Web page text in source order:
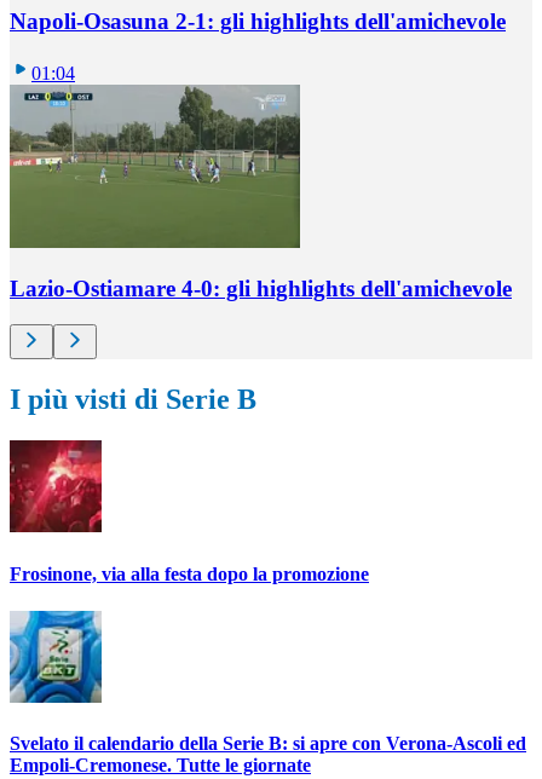
Napoli-Osasuna 2-1: gli highlights dell'amichevole
01:04
Lazio-Ostiamare 4-0: gli highlights dell'amichevole
I più visti di Serie B
Frosinone, via alla festa dopo la promozione
Svelato il calendario della Serie B: si apre con Verona-Ascoli ed
Empoli-Cremonese. Tutte le giornate